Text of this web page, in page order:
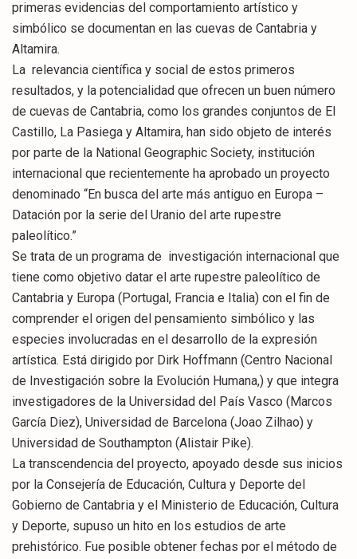
primeras evidencias del comportamiento artístico y
simbólico se documentan en las cuevas de Cantabria y
Altamira.
La relevancia científica y social de estos primeros
resultados, y la potencialidad que ofrecen un buen número
de cuevas de Cantabria, como los grandes conjuntos de El
Castillo, La Pasiega y Altamira, han sido objeto de interés
por parte de la National Geographic Society, institución
internacional que recientemente ha aprobado un proyecto
denominado “En busca del arte más antiguo en Europa –
Datación por la serie del Uranio del arte rupestre
paleolítico.”
Se trata de un programa de investigación internacional que
tiene como objetivo datar el arte rupestre paleolítico de
Cantabria y Europa (Portugal, Francia e Italia) con el fin de
comprender el origen del pensamiento simbólico y las
especies involucradas en el desarrollo de la expresión
artística. Está dirigido por Dirk Hoffmann (Centro Nacional
de Investigación sobre la Evolución Humana,) y que integra
investigadores de la Universidad del País Vasco (Marcos
García Diez), Universidad de Barcelona (Joao Zilhao) y
Universidad de Southampton (Alistair Pike).
La transcendencia del proyecto, apoyado desde sus inicios
por la Consejería de Educación, Cultura y Deporte del
Gobierno de Cantabria y el Ministerio de Educación, Cultura
y Deporte, supuso un hito en los estudios de arte
prehistórico. Fue posible obtener fechas por el método de